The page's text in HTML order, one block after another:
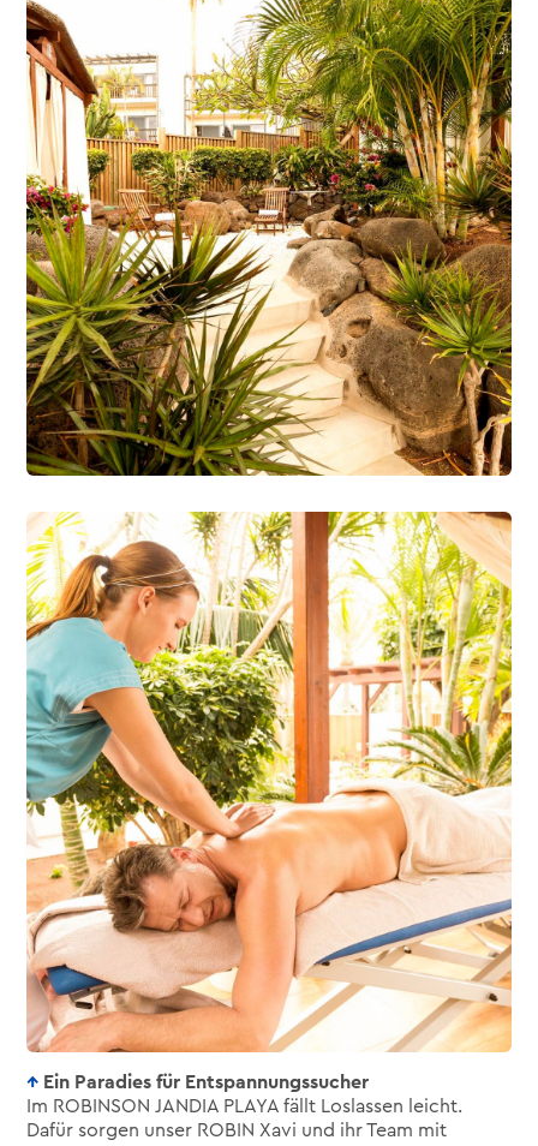
Ein Paradies für Entspannungssucher
Im ROBINSON JANDIA PLAYA fällt Loslassen leicht.
Dafür sorgen unser ROBIN Xavi und ihr Team mit